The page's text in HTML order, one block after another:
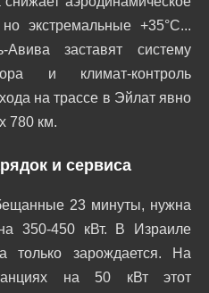
экстремальные +35°C...
заставят систему
и климат-контроль
на трассе в Эйлат явно
780 км.
и сервиса
23 минуты, нужна
350-450 кВт. В Израиле
только зарождается. На
на 50 кВт этот